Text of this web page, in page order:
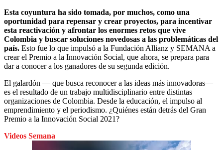
Esta coyuntura ha sido tomada, por muchos, como una
oportunidad para repensar y crear proyectos, para incentivar
esta reactivación y afrontar los enormes retos que vive
Colombia y buscar soluciones novedosas a las problemáticas del
país. Esto fue lo que impulsó a la Fundación Allianz y SEMANA a
crear el Premio a la Innovación Social, que ahora, se prepara para
dar a conocer a los ganadores de su segunda edición.
El galardón — que busca reconocer a las ideas más innovadoras—
es el resultado de un trabajo multidisciplinario entre distintas
organizaciones de Colombia. Desde la educación, el impulso al
emprendimiento y el periodismo. ¿Quiénes están detrás del Gran
Premio a la Innovación Social 2021?
Videos Semana